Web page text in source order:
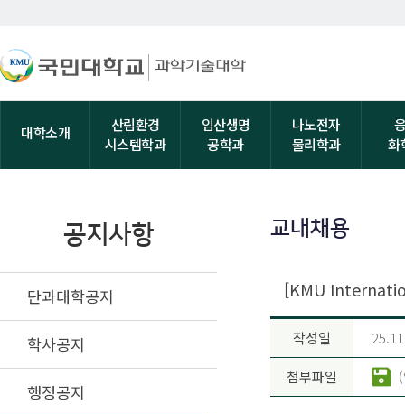
대학소개
산림환경
시스템학과
임산생명
공학과
나노전자
물리학과
화
공지사항
단과대학공지
학사공지
행정공지
교내채용
[KMU
작성일
첨부파일